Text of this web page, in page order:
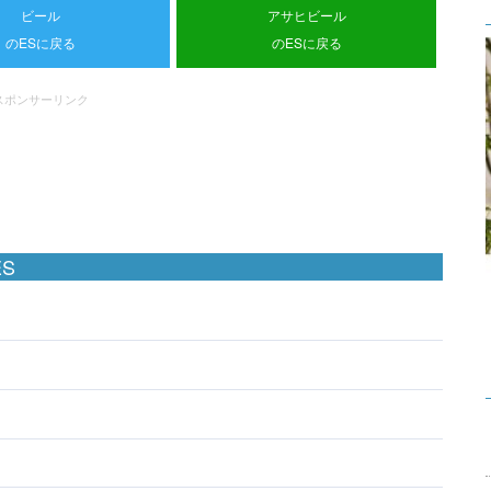
ビール
のESに戻る
アサヒビール
のESに戻る
ポンサーリンク